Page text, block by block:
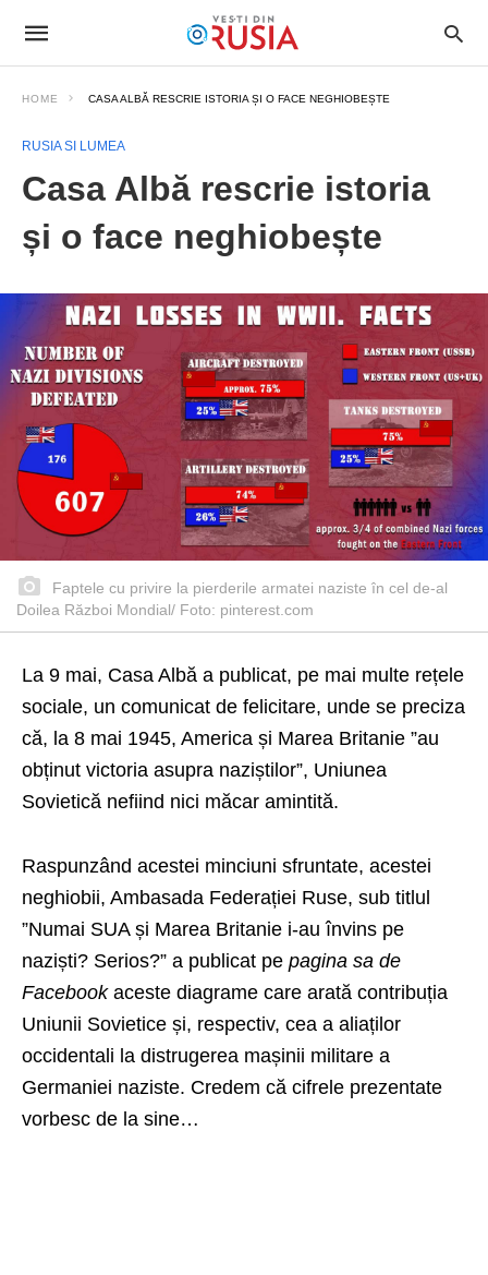
HOME CASA ALBĂ RESCRIE ISTORIA ȘI O FACE NEGHIOBEȘTE
RUSIA SI LUMEA
Casa Albă rescrie istoria
și o face neghiobește
Faptele cu privire la pierderile armatei naziste în cel de-al
Doilea Război Mondial/ Foto: pinterest.com
La 9 mai, Casa Albă a publicat, pe mai multe rețele
sociale, un comunicat de felicitare, unde se preciza
că, la 8 mai 1945, America și Marea Britanie ”au
obținut victoria asupra naziștilor”, Uniunea
Sovietică nefiind nici măcar amintită.
Raspunzând acestei minciuni sfruntate, acestei
neghiobii, Ambasada Federației Ruse, sub titlul
”Numai SUA și Marea Britanie i-au învins pe
naziști? Serios?” a publicat pe pagina sa de
Facebookaceste diagrame care arată contribuția
Uniunii Sovietice și, respectiv, cea a aliaților
occidentali la distrugerea mașinii militare a
Germaniei naziste. Credem că cifrele prezentate
vorbesc de la sine…